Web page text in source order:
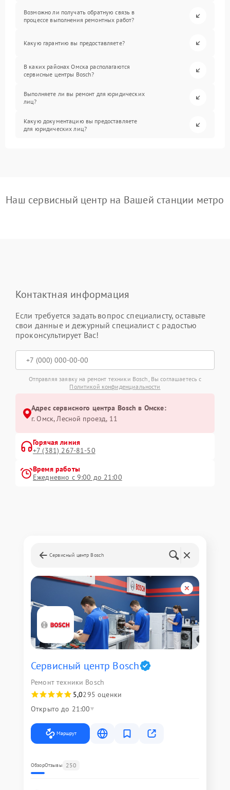
Возможно ли получать обратную связь в
процессе выполнения ремонтных работ?
Какую гарантию вы предоставляете?
В каких районах Омска располагаются
сервисные центры Bosch?
Выполняете ли вы ремонт для юридических
лиц?
Какую документацию вы предоставляете
для юридических лиц?
Наш сервисный центр на Вашей станции метро
Контактная информация
Если требуется задать вопрос специалисту, оставьте
свои данные и дежурный специалист с радостью
проконсультирует Вас!
Отправляя заявку на ремонт техники Bosch, Вы соглашаетесь с
Политикой конфиденциальности
Адрес сервисного центра Bosch в Омске:
г. Омск, ​Лесной проезд, 11
Горячая линия
+7 (381) 267-81-50
Время работы
Ежедневно с 9:00 до 21:00
Сервисный центр Bosch
Сервисный центр Bosch
Ремонт техники Bosch
5,0295 оценки
Открыто до 21:00
Маршрут
ОбзорОтзывы 250